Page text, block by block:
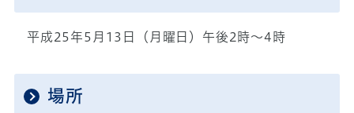
平成25年5月13日（月曜日）午後2時～4時
場所